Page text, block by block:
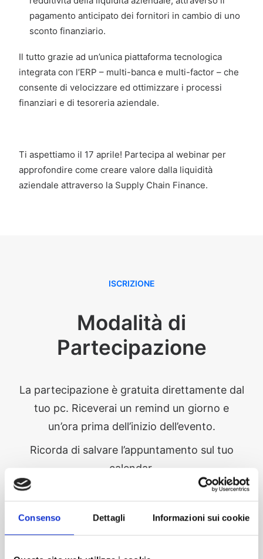
Consenso Dettagli Informazioni sui cookie
pagamento anticipato dei fornitori in cambio di uno
sconto finanziario.
Il tutto grazie ad un’unica piattaforma tecnologica
integrata con l’ERP – multi-banca e multi-factor – che
consente di velocizzare ed ottimizzare i processi
finanziari e di tesoreria aziendale.
Ti aspettiamo il 17 aprile! Partecipa al webinar per
approfondire come creare valore dalla liquidità
aziendale attraverso la Supply Chain Finance.
ISCRIZIONE
Modalità di
Partecipazione
La partecipazione è gratuita direttamente dal
tuo pc. Riceverai un remind un giorno e
un’ora prima dell’inizio dell’evento.
Ricorda di salvare l’appuntamento sul tuo
calendar.
La segreteria organizzativa si riserva la